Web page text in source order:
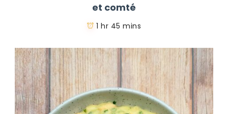
et comté
1 hr 45 mins